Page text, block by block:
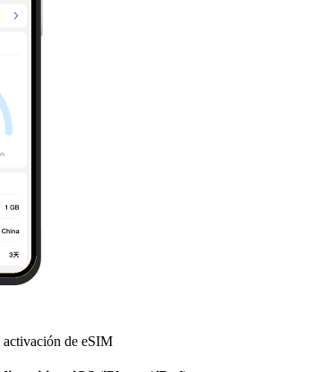
de eSIM